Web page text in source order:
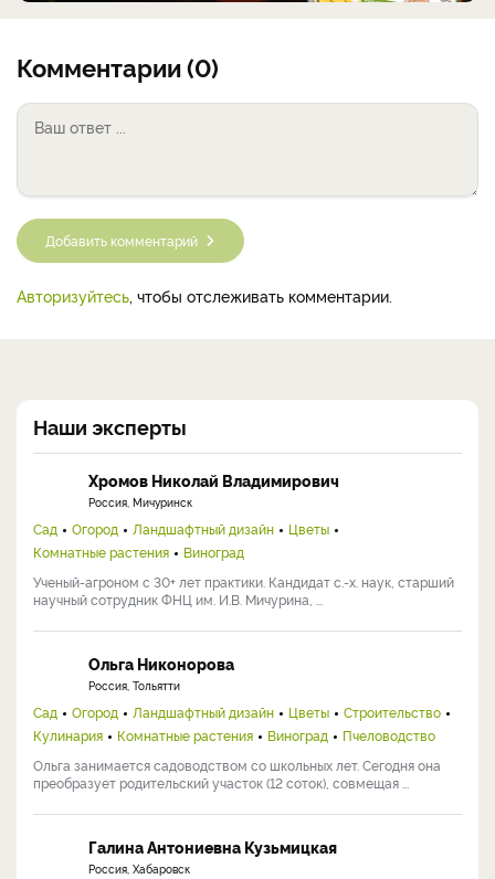
Комментарии (0)
Добавить комментарий
Авторизуйтесь , чтобы отслеживать комментарии.
Наши эксперты
Хромов Николай Владимирович
Россия, Мичуринск
Сад Огород Ландшафтный дизайн
Цветы
Комнатные растения
Виноград
Ученый-агроном с 30+ лет практики. Кандидат с.-х. наук, старший
научный сотрудник ФНЦ им. И.В. Мичурина, ...
Ольга Никонорова
Россия, Тольятти
Сад Огород Ландшафтный дизайн Цветы
Строительство
Кулинария
Комнатные растения Виноград
Пчеловодство
Ольга занимается садоводством со школьных лет. Сегодня она
преобразует родительский участок (12 соток), совмещая ...
Галина Антониевна Кузьмицкая
Россия, Хабаровск